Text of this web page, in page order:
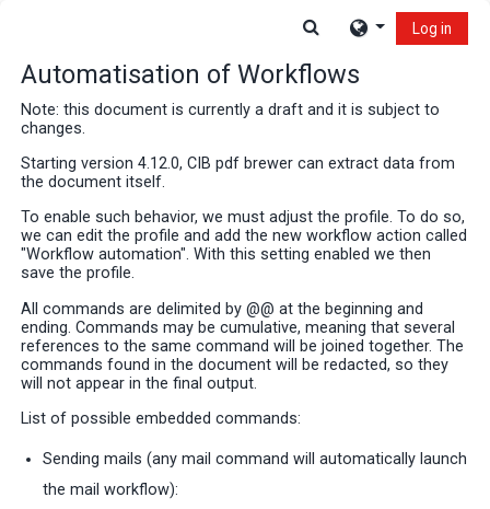
Toggle search input
Log in
Automatisation of Workflows
Note: this document is currently a draft and it is subject to
changes.
Starting version 4.12.0, CIB pdf brewer can extract data from
the document itself.
To enable such behavior, we must adjust the profile. To do so,
we can edit the profile and add the new workflow action called
"Workflow automation". With this setting enabled we then
save the profile.
All commands are delimited by @@ at the beginning and
ending. Commands may be cumulative, meaning that several
references to the same command will be joined together. The
commands found in the document will be redacted, so they
will not appear in the final output.
List of possible embedded commands:
Sending mails (any mail command will automatically launch
the mail workflow):